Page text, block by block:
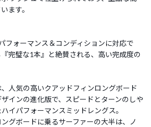
ます。
フォーマンス＆コンディションに対応で
完璧な1本』と絶賛される、高い完成度の
、人気の高いクアッドフィンロングボード
インの進化版で、スピードとターンのしや
イパフォーマンスミッドレングス。
グボードに乗るサーファーの大半は、ノ